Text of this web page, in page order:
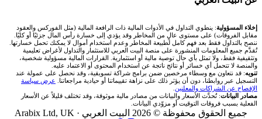
اكس تي بي XTB
انتراكتيف بروكرز IBKR
شركات تداول في الأردن
شركات تداول في العراق
شركات تداول في فلسطين
🇶🇦 بورصة قطر
🇯🇴 بورصة عمّان
🇧🇭 بورصة البحرين
📊 حاسبة قيمة النقطة
💰 حاسبة ربح الفوركس
📌 حاسبة النقاط المحورية
📏 حاسبة حجم المركز
✍️ اكتب تحليلك
🥇 سعر الذهب اليوم
🥇 أسعار الذهب والمعادن
💱 أسعار العملات والفوركس
💵 سعر الريال السعودي في مصر
من نحن
تواصل معنا
فريق المؤلفين
مقالات تعليمية
إخلاء المسؤولية: ينطوي التداول في الأدوات المالية ذات الرافعة المالية (مثل الفوركس والعقود
مقابل الفروقات) على مستوى عالٍ من المخاطر وقد يؤدي إلى خسارة رأس المال جزئيًا أو كليًا.
ننصح بالتداول فقط بعد فهم كامل لطبيعة المخاطر وعدم استخدام أموال لا يمكنك تحمل خسارتها.
تُقدَّم جميع المعلومات المنشورة على منصة البيت العربي للاستثمار والتداول لأغراض تعليمية
وتثقيفية فقط، ولا تمثل بأي حال توصية مالية أو استثمارية. القرارات المالية مسؤولية شخصية،
والمنصة لا تتحمل أي خسائر أو نتائج ناتجة عن استخدام المحتوى أو الاعتماد عليه.
تنويه: قد نتعاون مع وسطاء مرخصين ضمن برامج شراكة تسويقية، وقد نحصل على عمولة عند
التسجيل عبر روابطنا، دون أن يؤثر ذلك على نزاهة تقييماتنا أو حيادية مراجعاتنا. عرض سياسة
الإفصاح عن الشراكات والمعلنين
مصادر البيانات: تُحدَّث الأسعار والبيانات من مصادر مالية موثوقة، وقد تختلف قليلاً عن الأسعار
الفعلية بسبب فروقات التوقيت أو مزوّدي البيانات.
جميع الحقوق محفوظة © 2026 البيت العربي · Arabix Ltd, UK